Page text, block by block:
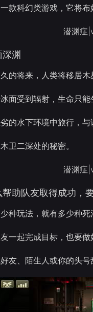
款科幻类游戏，它将
渊
的将来，人类将移居木
面受到辐射，生命只能
的水下环境中旅行，与
卫二深处的秘密。
帮助队友取得成功，
种玩法，就有多少种死
一起完成目标，也要做
友、陌生人或你的头号